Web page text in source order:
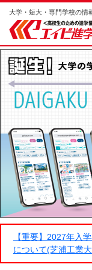
大学・短大・専門学校の情
【重要】2027年入
について(芝浦工業